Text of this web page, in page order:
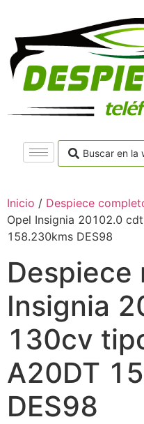
Inicio / Despiece
Opel Insignia 20102.0
158.230kms DES98
Despiece
Insignia
130cv
A20DT
DES98